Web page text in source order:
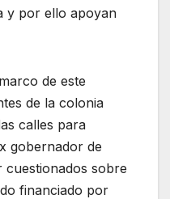
y por ello apoyan
de este
de la colonia
calles para
gobernador de
cuestionados sobre
financiado por